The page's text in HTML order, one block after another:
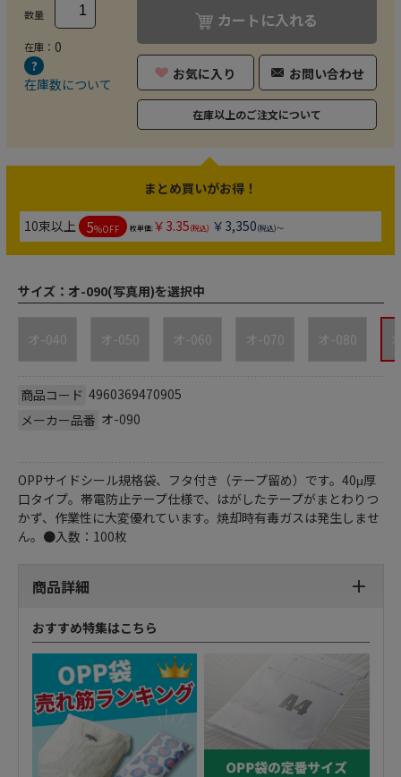
数量
在庫： 0
在庫数について
カートに入れる
お気に入り お問い合わせ
在庫以上のご注文について
まとめ買いがお得！
10束以上 5%OFF 枚単価:￥3.35(税込) ￥3,350(税込)～
サイズ： オ-090(写真用)を選択中
オ-040 オ-050 オ-060 オ-070 オ-080
商品コード 4960369470905
メーカー品番 オ-090
OPPサイドシール規格袋、フタ付き（テープ留め）です。40μ厚
口タイプ。帯電防止テープ仕様で、はがしたテープがまとわりつ
かず、作業性に大変優れています。焼却時有毒ガスは発生しませ
ん。●入数：100枚
商品詳細
おすすめ特集はこちら